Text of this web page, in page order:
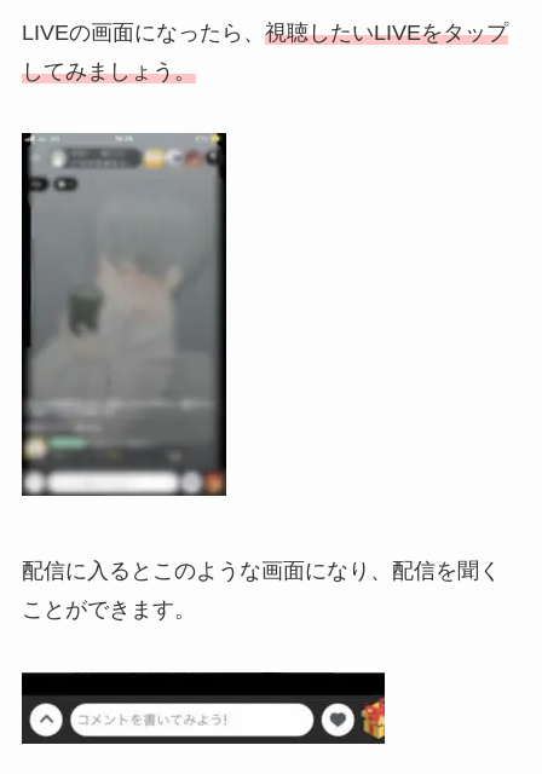
LIVEの画面になったら、 視聴したいLIVEをタップ
してみましょう。
配信に入るとこのような画面になり、配信を聞く
ことができます。